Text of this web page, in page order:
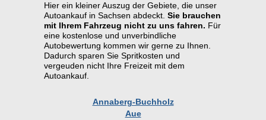
Hier ein kleiner Auszug der Gebiete, die unser
Autoankauf in Sachsen abdeckt. Sie brauchen
mit Ihrem Fahrzeug nicht zu uns fahren. Für
eine kostenlose und unverbindliche
Autobewertung kommen wir gerne zu Ihnen.
Dadurch sparen Sie Spritkosten und
vergeuden nicht Ihre Freizeit mit dem
Autoankauf.
Annaberg-Buchholz
Aue